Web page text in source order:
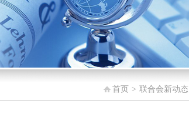
首页 > 联合会新动态